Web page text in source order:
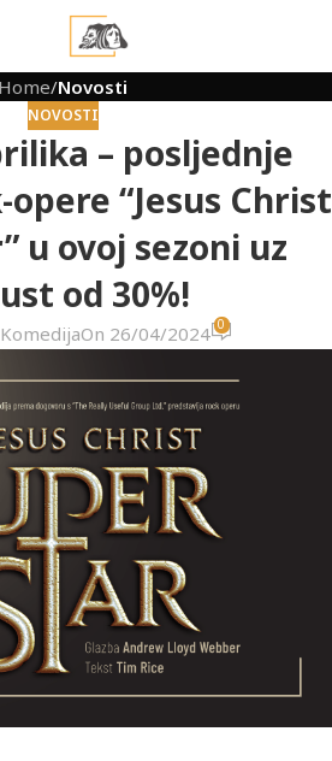
Home/Novosti
NOVOSTI
– posljednje
“Jesus Christ
u ovoj sezoni uz
od 30%!
On 26/04/2024 0